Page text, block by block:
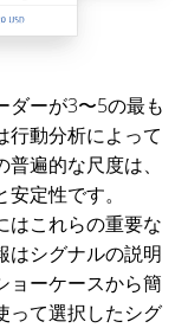
ダーが3〜5の最も
行動分析によって
遍的な尺度は、
定性です。
はこれらの重要な
はシグナルの説明
ョーケースから簡
って選択したシグ